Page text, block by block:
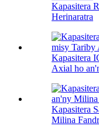
Kapasitera
Herinaratra
Kapasitera
Axial ho
Kapasitera
Milina